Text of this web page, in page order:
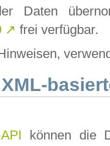
Daten
↗ frei verfügbar.
können die